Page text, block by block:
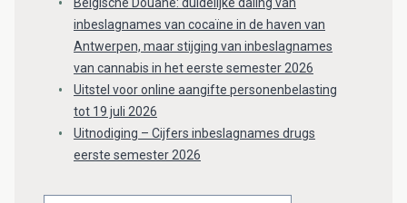
inbeslagnames van cocaïne in de haven van
Antwerpen, maar stijging van inbeslagnames
van cannabis in het eerste semester 2026
Uitstel voor online aangifte personenbelasting
tot 19 juli 2026
Uitnodiging – Cijfers inbeslagnames drugs
eerste semester 2026